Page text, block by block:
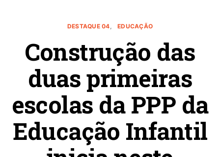
DESTAQUE 04 EDUCAÇÃO
Construção das
duas primeiras
escolas da PPP da
Educação Infantil